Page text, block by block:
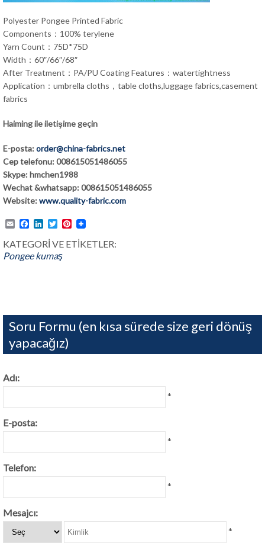
Polyester Pongee Printed Fabric
Components：100% terylene
Yarn Count：75D*75D
Width：60″/66″/68″
After Treatment：PA/PU Coating Features：watertightness
Application：umbrella cloths，table cloths,luggage fabrics,casement
fabrics
Haiming ile iletişime geçin
E-posta:order@china-fabrics.net
Cep telefonu: 008615051486055
Skype: hmchen1988
Wechat &whatsapp: 008615051486055
Website:www.quality-fabric.com
EmailFacebook
LinkedIn
TwitterPinterest
KATEGORİ VE ETİKETLER:
Pongee kumaş
Soru Formu (en kısa sürede size geri dönüş
yapacağız)
Adı:
*
E-posta:
*
Telefon:
*
Mesajcı:
*